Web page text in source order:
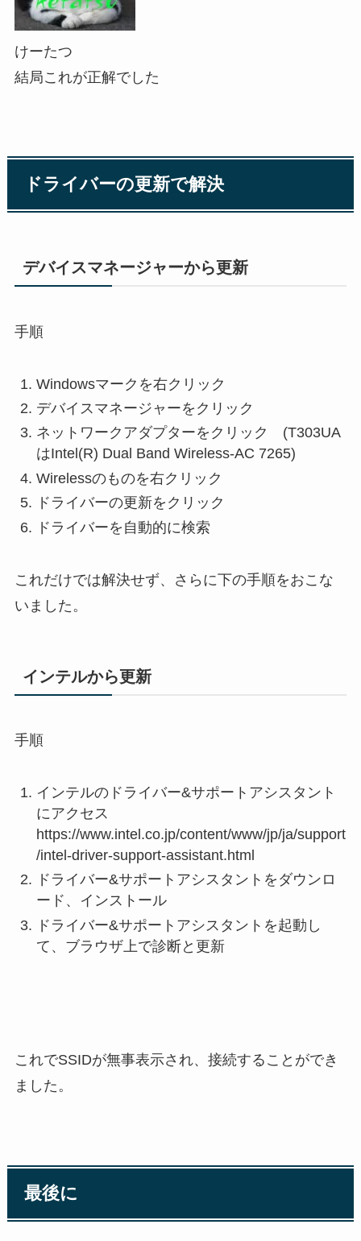
けーたつ
結局これが正解でした
ドライバーの更新で解決
デバイスマネージャーから更新
手順
Windowsマークを右クリック
デバイスマネージャーをクリック
ネットワークアダプターをクリック (T303UA
はIntel(R) Dual Band Wireless-AC 7265)
Wirelessのものを右クリック
ドライバーの更新をクリック
ドライバーを自動的に検索
これだけでは解決せず、さらに下の手順をおこな
いました。
インテルから更新
手順
インテルのドライバー&サポートアシスタント
にアクセス
https://www.intel.co.jp/content/www/jp/ja/support
/intel-driver-support-assistant.html
ドライバー&サポートアシスタントをダウンロ
ード、インストール
ドライバー&サポートアシスタントを起動し
て、ブラウザ上で診断と更新
これでSSIDが無事表示され、接続することができ
ました。
最後に